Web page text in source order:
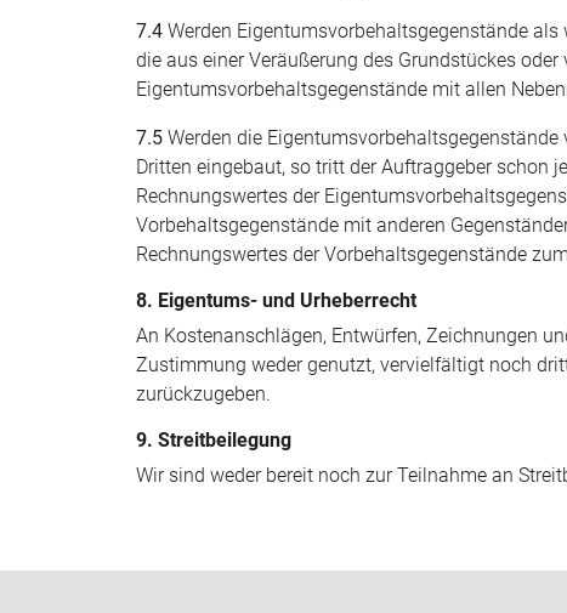
7.4 Werden Eigentumsvorbehaltsgegenstände
die aus einer Veräußerung des Grundstückes
Eigentumsvorbehaltsgegenstände mit allen
7.5 Werden die
Dritten eingebaut, so tritt der Auftraggeber schon
Rechnungswertes der
Vorbehaltsgegenstände mit anderen
Rechnungswertes der Vorbehaltsgegenstände
8. Eigentums- und Urheberrecht
An Kostenanschlägen, Entwürfen, Zeichnungen
Zustimmung weder genutzt, vervielfältigt noch
zurückzugeben.
9. Streitbeilegung
Wir sind weder bereit noch zur Teilnahme an